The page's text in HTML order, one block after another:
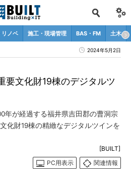
リノベ 施工・現場管理 BAS・FM 土木
2024年5月2日
要文化財19棟のデジタルツ
年が経過する福井県吉田郡の曹洞宗
化財19棟の精緻なデジタルツインを
[BUILT]
PC用表示
関連情報